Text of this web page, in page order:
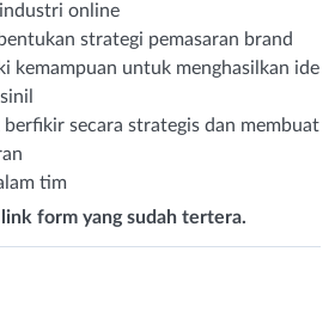
online
strategi pemasaran brand
kemampuan untuk menghasilkan ide
berfikir secara strategis dan membuat
tim
form yang sudah tertera.